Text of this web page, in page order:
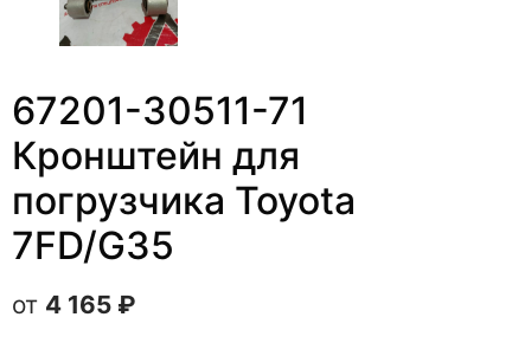
67201-30511-71
Кронштейн для
погрузчика Toyota
7FD/G35
4 165 ₽